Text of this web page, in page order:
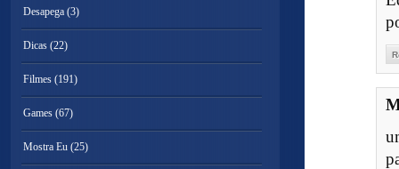
Desapega (3)
Dicas (22)
Filmes (191)
Games (67)
Mostra Eu (25)